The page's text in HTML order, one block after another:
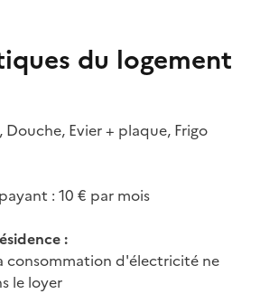
du logement
Douche, Evier + plaque, Frigo
: 10 € par mois
:
consommation d'électricité ne
le loyer